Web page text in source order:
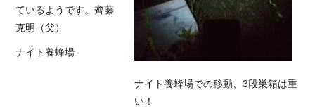
ナイト養蜂場での移動、3段巣箱は重
い！
ているようです。齊藤
克明（父）
ナイト養蜂場